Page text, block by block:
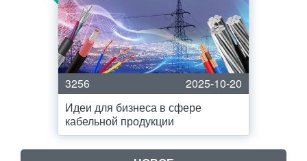
3256
2025-10-20
Идеи для бизнеса в сфере
кабельной продукции